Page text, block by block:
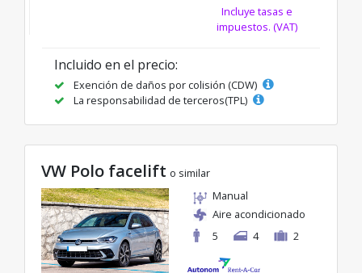
Incluye tasas e
impuestos. (VAT)
Incluido en el precio:
Exención de daños por colisión (CDW)
La responsabilidad de terceros(TPL)
VW Polo facelift o similar
Manual
Aire acondicionado
5
4 2